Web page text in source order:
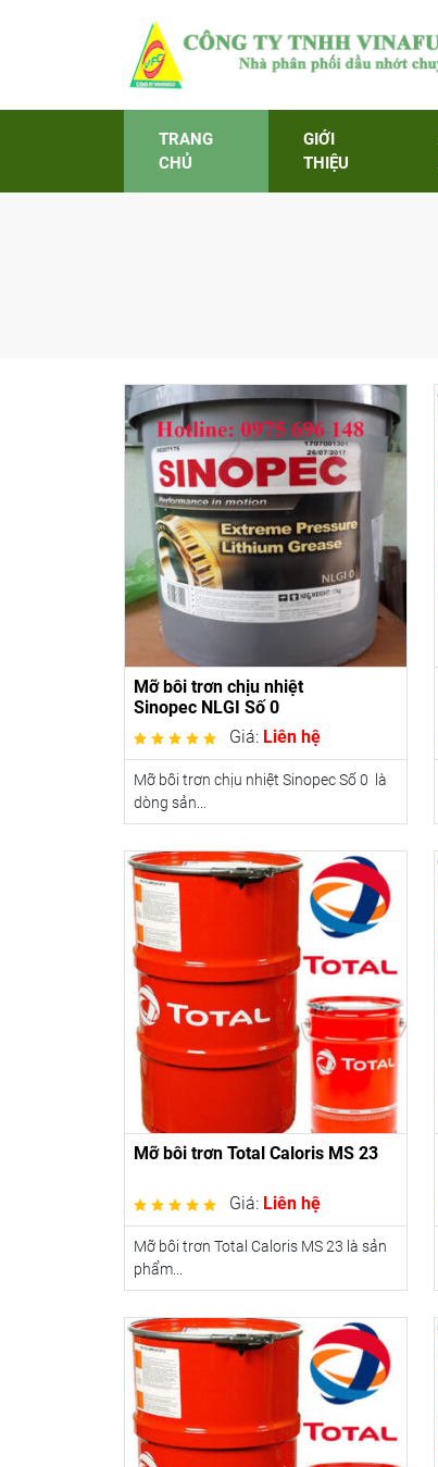
TRANG
CHỦ
GIỚI
THIỆU
Mỡ bôi trơn chịu nhiệt
Sinopec NLGI Số 0
Giá: Liên hệ
Mỡ bôi trơn chịu nhiệt Sinopec Số 0 là
dòng sản...
Mỡ bôi trơn Total Caloris MS 23
Giá: Liên hệ
Mỡ bôi trơn Total Caloris MS 23 là sản
phẩm...